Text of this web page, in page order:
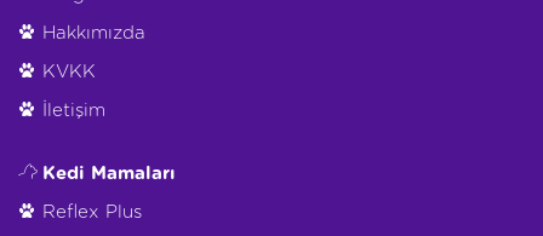
Hakkımızda
KVKK
İletişim
Kedi Mamaları
Reflex Plus